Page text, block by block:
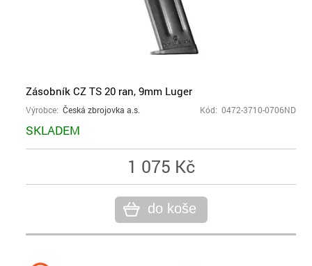
Zásobník CZ TS 20 ran, 9mm Luger
Výrobce: Česká zbrojovka a.s. Kód: 0472-3710-0706ND
SKLADEM
1 075 Kč
do koše